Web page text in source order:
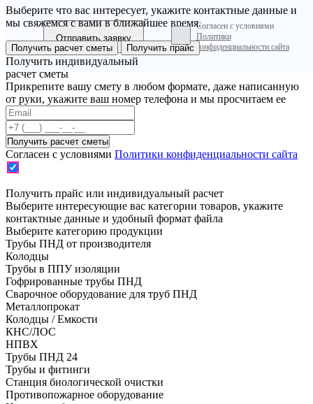
Согласен с условиями
Политики
конфиденциальности сайта
Выберите что вас интересует, укажите контактные данные и
мы свяжемся с вами в ближайшее время.
Получить расчет сметы Получить прайс
Получить индивидуальный
расчет сметы
Прикрепите вашу смету в любом формате, даже написанную
от руки, укажите ваш номер телефона и мы просчитаем ее
Согласен с условиями Политики конфиденциальности сайта
Получить прайс или индивидуальный расчет
Выберите интересующие вас категории товаров, укажите
контактные данные и удобный формат файла
Выберите категорию продукции
Трубы ПНД от производителя
Колодцы
Трубы в ППУ изоляции
Гофрированные трубы ПНД
Сварочное оборудование для труб ПНД
Металлопрокат
Колодцы / Емкости
КНС/ЛОС
НПВХ
Трубы ПНД 24
Трубы и фитинги
Cтанция биологической очистки
Противопожарное оборудование